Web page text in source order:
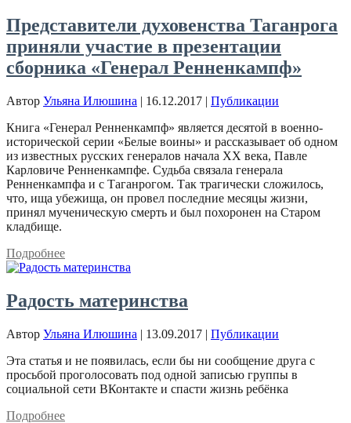
Представители духовенства Таганрога
приняли участие в презентации
сборника «Генерал Ренненкампф»
Автор Ульяна Илюшина | 16.12.2017 | Публикации
Книга «Генерал Ренненкампф» является десятой в военно-
исторической серии «Белые воины» и рассказывает об одном
из известных русских генералов начала ХХ века, Павле
Карловиче Ренненкампфе. Судьба связала генерала
Ренненкампфа и с Таганрогом. Так трагически сложилось,
что, ища убежища, он провел последние месяцы жизни,
принял мученическую смерть и был похоронен на Старом
кладбище.
Подробнее
Радость материнства
Автор Ульяна Илюшина | 13.09.2017 | Публикации
Эта статья и не появилась, если бы ни сообщение друга с
просьбой проголосовать под одной записью группы в
социальной сети ВКонтакте и спасти жизнь ребёнка
Подробнее